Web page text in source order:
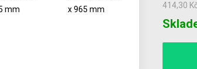
414,30